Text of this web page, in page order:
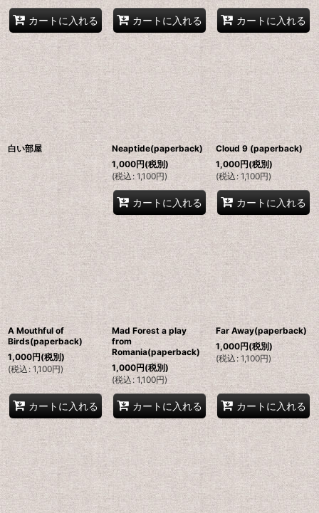
カートに入れる カートに入れる カートに入れる
白い部屋
Neaptide(paperback)
1,000円(税別)
(税込 : 1,100円)
カートに入れる
Cloud 9 (paperback)
1,000円(税別)
(税込: 1,100円)
カートに入れる
A Mouthful of
Birds(paperback)
1,000円(税別)
(税込 : 1,100円)
カートに入れる
Mad Forest a play
from
Romania(paperback)
1,000円(税別)
(税込 : 1,100円)
カートに入れる
Far Away(paperback)
1,000円(税別)
(税込 : 1,100円)
カートに入れる